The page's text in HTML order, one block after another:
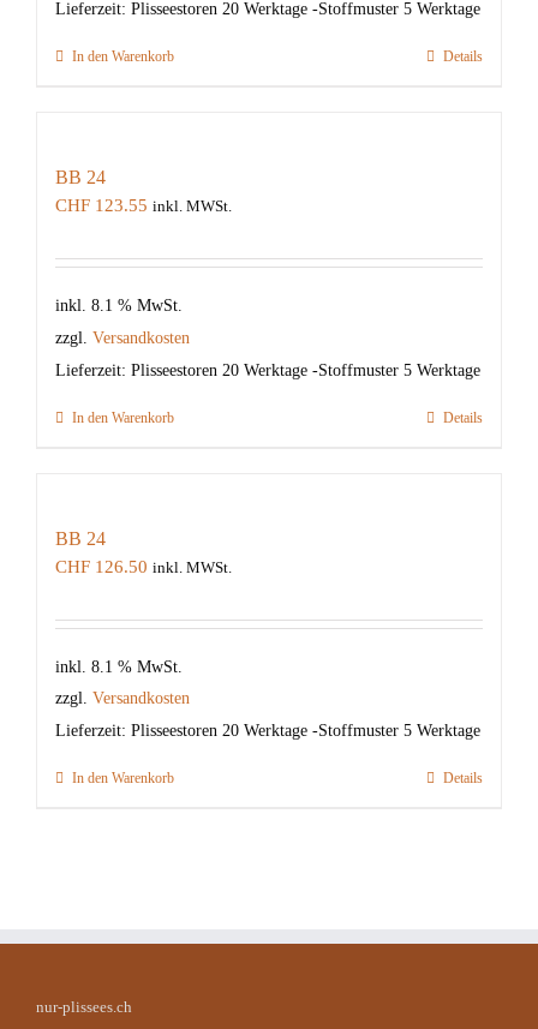
Lieferzeit: Plisseestoren 20 Werktage -Stoffmuster 5 Werktage
In den Warenkorb Details
BB 24
CHF 123.55 inkl. MWSt.
inkl. 8.1 % MwSt.
zzgl. Versandkosten
Lieferzeit: Plisseestoren 20 Werktage -Stoffmuster 5 Werktage
In den Warenkorb Details
BB 24
CHF 126.50 inkl. MWSt.
inkl. 8.1 % MwSt.
zzgl. Versandkosten
Lieferzeit: Plisseestoren 20 Werktage -Stoffmuster 5 Werktage
In den Warenkorb Details
nur-plissees.ch